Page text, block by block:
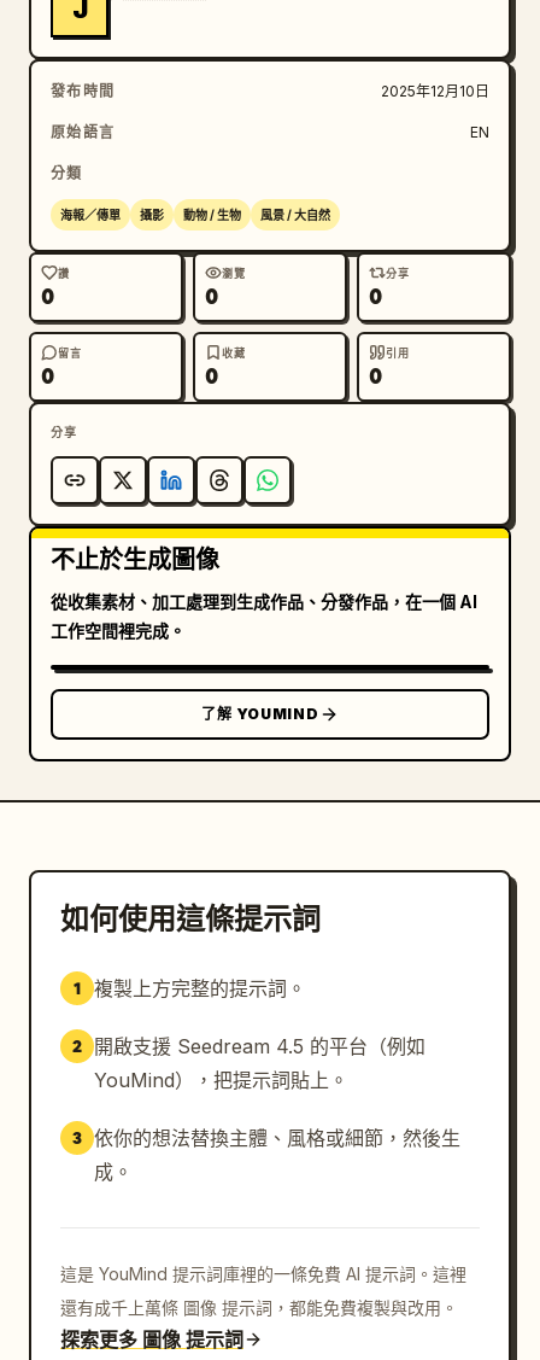
J
發布時間 2025年12月10日
原始語言 EN
分類
海報／傳單 攝影 動物 / 生物 風景 / 大自然
讚
0
瀏覽
0
分享
0
留言
0
收藏
0
引用
0
分享
不止於生成圖像
從收集素材、加工處理到生成作品、分發作品，在一個 AI
工作空間裡完成。
了解 YOUMIND
如何使用這條提示詞
1 複製上方完整的提示詞。
2
開啟支援 Seedream 4.5 的平台（例如
YouMind），把提示詞貼上。
3 依你的想法替換主體、風格或細節，然後生
成。
這是 YouMind 提示詞庫裡的一條免費 AI 提示詞。這裡
還有成千上萬條 圖像 提示詞，都能免費複製與改用。
探索更多 圖像 提示詞